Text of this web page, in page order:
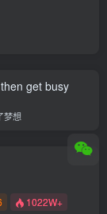
get busy
梦想
1022W+